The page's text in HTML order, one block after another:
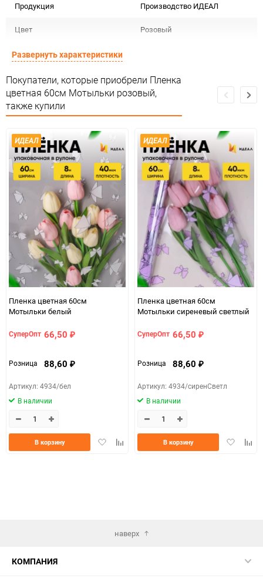
Продукция Производство ИДЕАЛ
Цвет Розовый
Форма
Материал Пленка прозрачная дизайн
Срок годности Срок годности не ограничен
Предназначение товара Для флористики
Сертификация Не подлежит сертификации
Особые условия Особых условий не требует
Минимальное количество
Единица измерения шт
ЦветНоменклатуры розовый
Развернуть характеристики
Покупатели, которые приобрели Пленка
цветная 60см Мотыльки розовый,
также купили
ИДЕАЛ
Пленка цветная 60см
Мотыльки белый
СуперОпт 66,50 ₽
Розница 88,60 ₽
Артикул: 4934/бел
В наличии
ДобавитьДобавить
В корзину
ИДЕАЛ
Пленка цветная 60см
Мотыльки сиреневый светлый
СуперОпт 66,50 ₽
Розница 88,60 ₽
Артикул: 4934/сиренСветл
В наличии
Добавить
В корзину
наверх
КОМПАНИЯ